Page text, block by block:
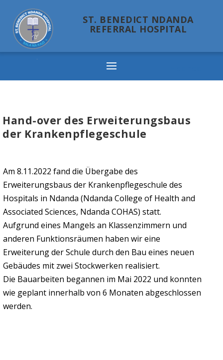
ST. BENEDICT NDANDA
REFERRAL HOSPITAL
Hand-over des Erweiterungsbaus
der Krankenpflegeschule
Am 8.11.2022 fand die Übergabe des
Erweiterungsbaus der Krankenpflegeschule des
Hospitals in Ndanda (Ndanda College of Health and
Associated Sciences, Ndanda COHAS) statt.
Aufgrund eines Mangels an Klassenzimmern und
anderen Funktionsräumen haben wir eine
Erweiterung der Schule durch den Bau eines neuen
Gebäudes mit zwei Stockwerken realisiert.
Die Bauarbeiten begannen im Mai 2022 und konnten
wie geplant innerhalb von 6 Monaten abgeschlossen
werden.